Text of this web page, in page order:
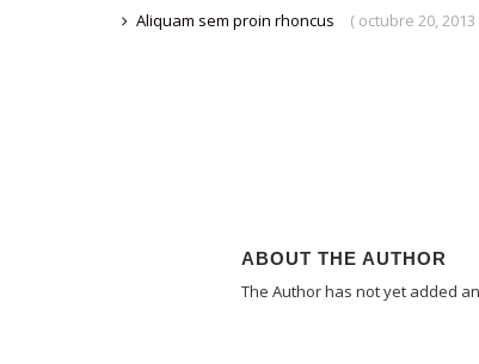
Aliquam sem proin rhoncus
( octubre 20, 2013
ABOUT THE AUTHOR
The Author has not yet added